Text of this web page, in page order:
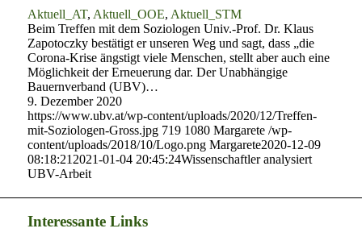
Aktuell_AT, Aktuell_OOE, Aktuell_STM
Beim Treffen mit dem Soziologen Univ.-Prof. Dr. Klaus
Zapotoczky bestätigt er unseren Weg und sagt, dass „die
Corona-Krise ängstigt viele Menschen, stellt aber auch eine
Möglichkeit der Erneuerung dar. Der Unabhängige
Bauernverband (UBV)…
9. Dezember 2020
https://www.ubv.at/wp-content/uploads/2020/12/Treffen-
mit-Soziologen-Gross.jpg 719 1080 Margarete /wp-
content/uploads/2018/10/Logo.png Margarete2020-12-09
08:18:21 2021-01-04 20:45:24Wissenschaftler analysiert
UBV-Arbeit
Interessante Links